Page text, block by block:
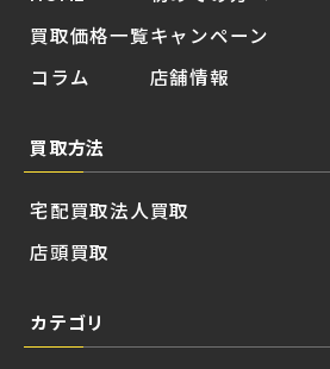
買取価格一覧
コラム
キャンペーン
店舗情報
買取方法
宅配買取
店頭買取
法人買取
カテゴリ